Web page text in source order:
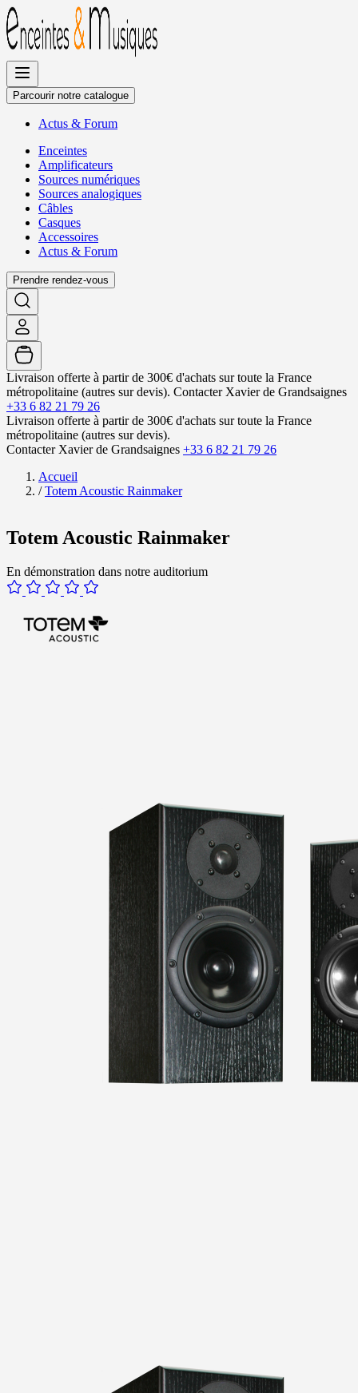
Allez
au
contenu
Parcourir notre catalogue
Actus & Forum
Enceintes
Amplificateurs
Sources numériques
Sources analogiques
Câbles
Casques
Accessoires
Actus & Forum
Prendre rendez-vous
Livraison offerte à partir de 300€ d'achats sur toute la France
métropolitaine (autres sur devis). Contacter Xavier de Grandsaignes
+33 6 82 21 79 26
Livraison offerte à partir de 300€ d'achats sur toute la France
métropolitaine (autres sur devis).
Contacter Xavier de Grandsaignes +33 6 82 21 79 26
Accueil
/ Totem Acoustic Rainmaker
Totem Acoustic Rainmaker
En démonstration dans notre auditorium